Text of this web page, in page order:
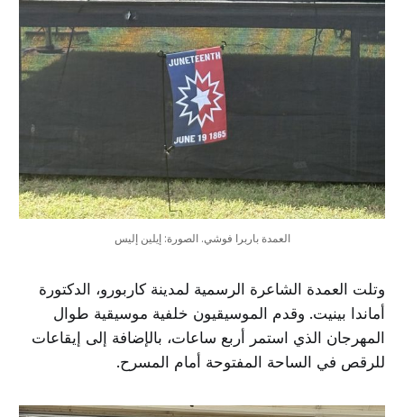
العمدة باربرا فوشي. الصورة: إيلين إليس
وتلت العمدة الشاعرة الرسمية لمدينة كاربورو، الدكتورة
أماندا بينيت. وقدم الموسيقيون خلفية موسيقية طوال
المهرجان الذي استمر أربع ساعات، بالإضافة إلى إيقاعات
للرقص في الساحة المفتوحة أمام المسرح.